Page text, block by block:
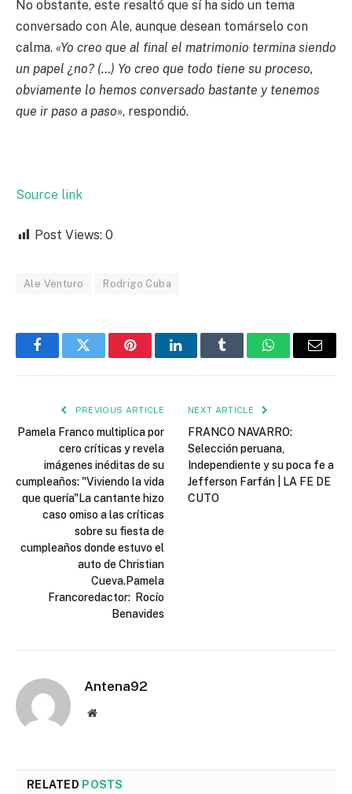
No obstante, este resaltó que sí ha sido un tema
conversado con Ale, aunque desean tomárselo con
calma. «Yo creo que al final el matrimonio termina siendo
un papel ¿no? (…) Yo creo que todo tiene su proceso,
obviamente lo hemos conversado bastante y tenemos
que ir paso a paso», respondió.
Source link
Post Views: 0
Ale Venturo Rodrigo Cuba
FacebookTwitter PinterestLinkedInTumblr WhatsAppEmail
PREVIOUS ARTICLE
Pamela Franco multiplica por
cero críticas y revela
imágenes inéditas de su
cumpleaños: "Viviendo la vida
que quería"La cantante hizo
caso omiso a las críticas
sobre su fiesta de
cumpleaños donde estuvo el
auto de Christian
Cueva.Pamela
Francoredactor: Rocío
Benavides
NEXT ARTICLE
FRANCO NAVARRO:
Selección peruana,
Independiente y su poca fe a
Jefferson Farfán | LA FE DE
CUTO
Antena92
Website
RELATED POSTS